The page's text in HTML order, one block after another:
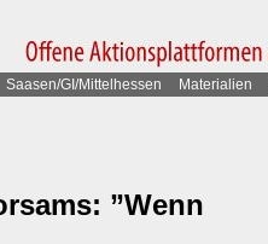
Saasen/GI/Mittelhessen Materialien
”Wenn